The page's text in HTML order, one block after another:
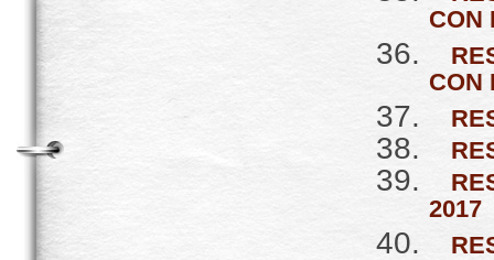
CON
CON
2017